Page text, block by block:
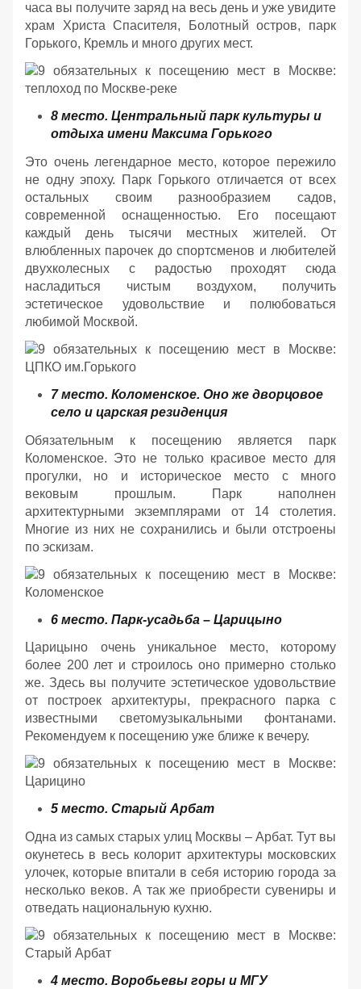
часа вы получите заряд на весь день и уже увидите
храм Христа Спасителя, Болотный остров, парк
Горького, Кремль и много других мест.
8 место. Центральный парк культуры и
отдыха имени Максима Горького
Это очень легендарное место, которое пережило
не одну эпоху. Парк Горького отличается от всех
остальных своим разнообразием садов,
современной оснащенностью. Его посещают
каждый день тысячи местных жителей. От
влюбленных парочек до спортсменов и любителей
двухколесных с радостью проходят сюда
насладиться чистым воздухом, получить
эстетическое удовольствие и полюбоваться
любимой Москвой.
7 место. Коломенское. Оно же дворцовое
село и царская резиденция
Обязательным к посещению является парк
Коломенское. Это не только красивое место для
прогулки, но и историческое место с много
вековым прошлым. Парк наполнен
архитектурными экземплярами от 14 столетия.
Многие из них не сохранились и были отстроены
по эскизам.
6 место. Парк-усадьба – Царицыно
Царицыно очень уникальное место, которому
более 200 лет и строилось оно примерно столько
же. Здесь вы получите эстетическое удовольствие
от построек архитектуры, прекрасного парка с
известными светомузыкальными фонтанами.
Рекомендуем к посещению уже ближе к вечеру.
5 место. Старый Арбат
Одна из самых старых улиц Москвы – Арбат. Тут вы
окунетесь в весь колорит архитектуры московских
улочек, которые впитали в себя историю города за
несколько веков. А так же приобрести сувениры и
отведать национальную кухню.
4 место. Воробьевы горы и МГУ